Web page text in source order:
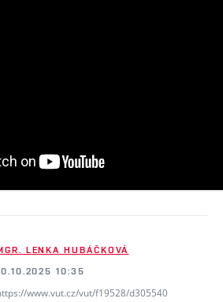
LENKA HUBÁČKOVÁ
10:35
www.vut.cz/vut/f19528/d305540